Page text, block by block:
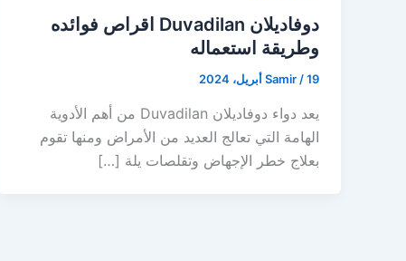
دوفاديلان Duvadilan اقراص فوائده
وطريقة استعماله
Samir /19 أبريل، 2024
يعد دواء دوفاديلان Duvadilan من أهم الأدوية
الهامة التي تعالج العديد من الأمراض ومنها تقوم
بعلاج خطر الإجهاض وتقلصات يلة […]